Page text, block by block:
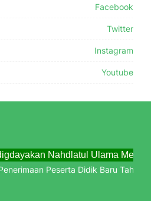
Facebook
Twitter
Instagram
Youtube
Nahdlatul Ulama
Peserta Didik Baru Tahun